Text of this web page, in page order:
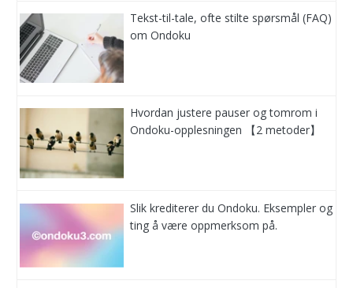
Tekst-til-tale, ofte stilte spørsmål (FAQ)
om Ondoku
Hvordan justere pauser og tomrom i
Ondoku-opplesningen 【2 metoder】
Slik krediterer du Ondoku. Eksempler og
ting å være oppmerksom på.